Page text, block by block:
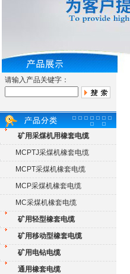
请输入产品关键字：
矿用采煤机用橡套电缆
MCPTJ采煤机橡套电缆
MCPT采煤机橡套电缆
MCP采煤机橡套电缆
MC采煤机橡套电缆
矿用轻型橡套电缆
矿用移动型橡套电缆
矿用电钻电缆
通用橡套电缆